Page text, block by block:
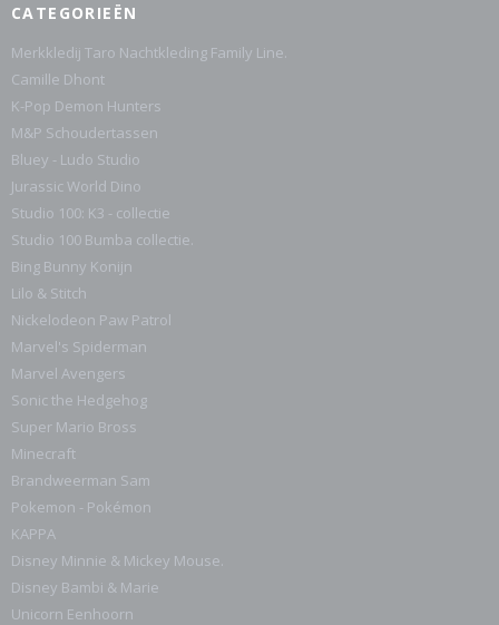
CATEGORIEËN
Merkkledij Taro Nachtkleding Family Line.
Camille Dhont
K-Pop Demon Hunters
M&P Schoudertassen
Bluey - Ludo Studio
Jurassic World Dino
Studio 100: K3 - collectie
Studio 100 Bumba collectie.
Bing Bunny Konijn
Lilo & Stitch
Nickelodeon Paw Patrol
Marvel's Spiderman
Marvel Avengers
Sonic the Hedgehog
Super Mario Bross
Minecraft
Brandweerman Sam
Pokemon - Pokémon
KAPPA
Disney Minnie & Mickey Mouse.
Disney Bambi & Marie
Unicorn Eenhoorn